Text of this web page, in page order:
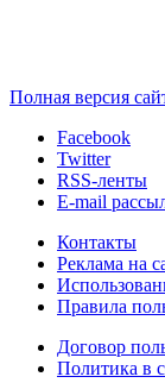
Полная версия
Facebook
Twitter
RSS-ленты
E-mail
Контакты
Реклама на
Правила
Договор
Политика в